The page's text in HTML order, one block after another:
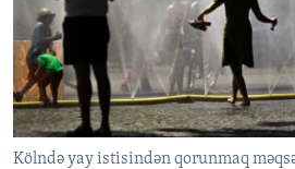
Kölndə yay istisindən qorunmaq